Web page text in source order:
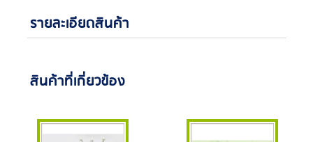
รายละเอียดสินค้า
สินค้าที่เกี่ยวข้อง